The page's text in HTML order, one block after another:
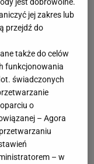
jej zakres lub
przejdź do
także do celów
funkcjonowania
świadczonych
o
– Agora
– w